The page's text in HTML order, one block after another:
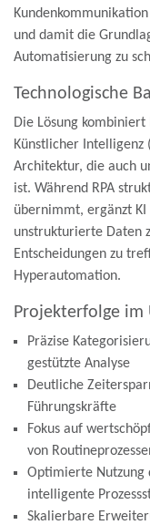
und damit die
Automatisierung zu
Technologische
Die Lösung
Künstlicher Intelligenz
Architektur, die auch
ist. Während RPA
übernimmt, ergänzt KI
unstrukturierte Daten
Entscheidungen zu
Hyperautomation.
Projekterfolge im
Präzise
gestützte Analyse
Deutliche
Führungskräfte
Fokus auf
von
Optimierte Nutzung
intelligente
Skalierbare